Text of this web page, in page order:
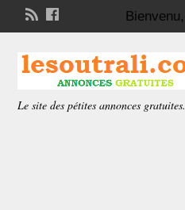
Bienvenu,
Le site des pétites annonces gratuites.